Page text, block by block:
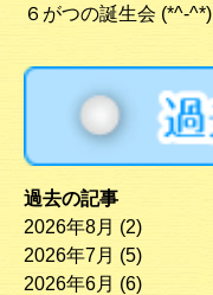
６がつの誕生会 (*^-^*)
過去の記事
2026年8月 (2)
2026年7月 (5)
2026年6月 (6)